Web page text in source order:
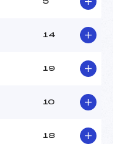
beau
dure
44
BLANC FRANCK (MB)
5
14
19
10
18